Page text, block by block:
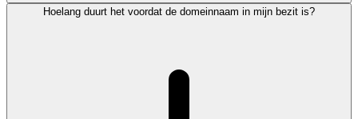
Hoelang duurt het voordat de domeinnaam in mijn bezit is?